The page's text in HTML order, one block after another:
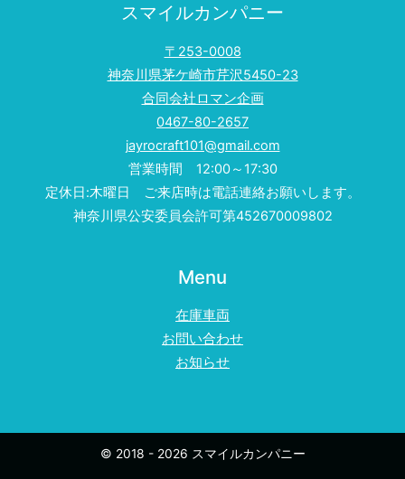
スマイルカンパニー
〒253-0008
神奈川県茅ケ崎市芹沢5450-23
合同会社ロマン企画
0467-80-2657
jayrocraft101@gmail.com
営業時間 12:00～17:30
定休日:木曜日 ご来店時は電話連絡お願いします。
神奈川県公安委員会許可第452670009802
Menu
在庫車両
お問い合わせ
お知らせ
© 2018 - 2026 スマイルカンパニー